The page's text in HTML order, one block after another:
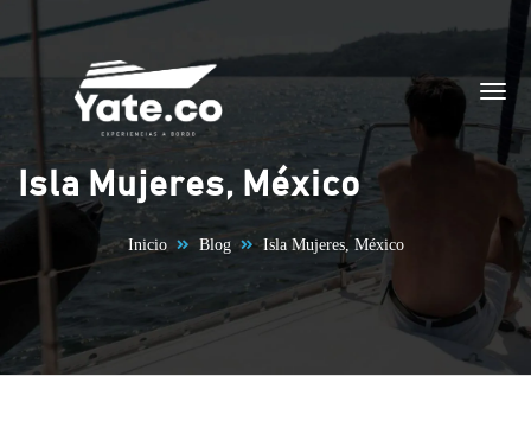
Saltar al contenido
Isla Mujeres, México
Inicio Blog Isla Mujeres, México